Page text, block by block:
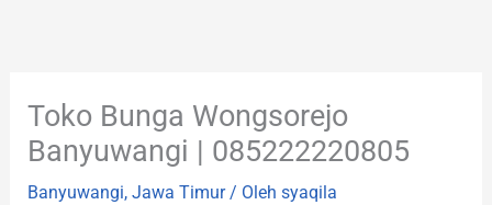
Toko Bunga Wongsorejo
Banyuwangi | 085222220805
Banyuwangi,Jawa Timur/ Olehsyaqila